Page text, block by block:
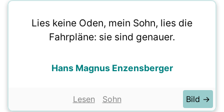
Lies keine Oden, mein Sohn, lies die
Fahrpläne: sie sind genauer.
Hans Magnus Enzensberger
Lesen Sohn Bild →